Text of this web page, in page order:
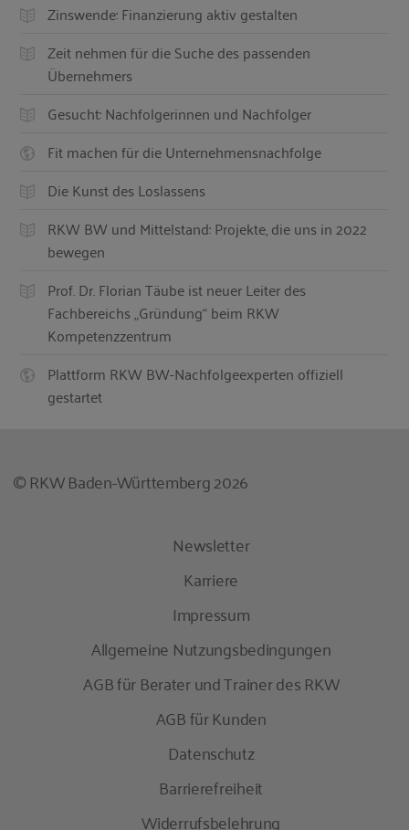
Zinswende: Finanzierung aktiv gestalten
Zeit nehmen für die Suche des passenden
Übernehmers
Gesucht: Nachfolgerinnen und Nachfolger
Fit machen für die Unternehmensnachfolge
Die Kunst des Loslassens
RKW BW und Mittelstand: Projekte, die uns in 2022
bewegen
Prof. Dr. Florian Täube ist neuer Leiter des
Fachbereichs „Gründung“ beim RKW
Kompetenzzentrum
Plattform RKW BW-Nachfolgeexperten offiziell
gestartet
© RKW Baden-Württemberg 2026
Newsletter
Karriere
Impressum
Allgemeine Nutzungsbedingungen
AGB für Berater und Trainer des RKW
AGB für Kunden
Datenschutz
Barrierefreiheit
Widerrufsbelehrung